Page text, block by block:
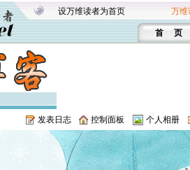
设万维读者为首页 万维
首 页
发表日志 控制面板 个人相册